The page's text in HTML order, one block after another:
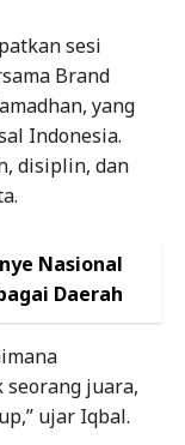
sesi
Brand
yang
Indonesia.
disiplin, dan
Nasional
Daerah
juara,
ujar Iqbal.